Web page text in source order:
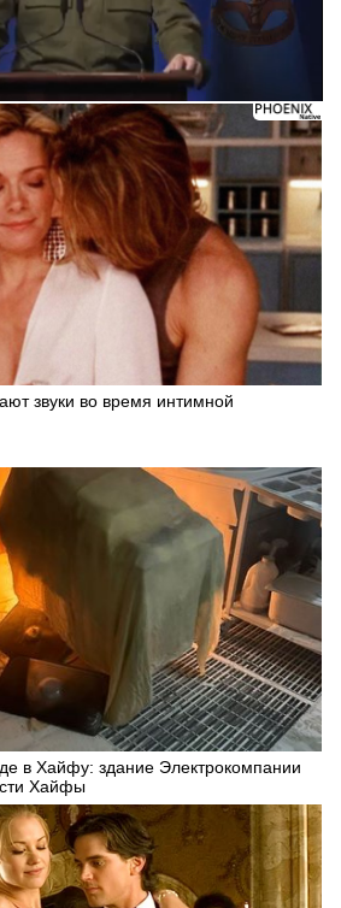
5 Отмена
звуки во время интимной
в Хайфу: здание Электрокомпании
Хайфы